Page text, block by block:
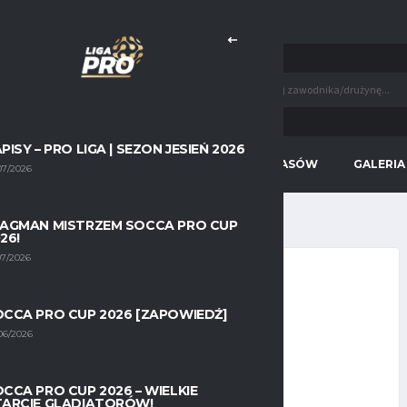
TUTAJ, BY DOWIEDZIEĆ SIĘ WIĘCEJ!
2026 STATYSTYKI WSZECH CZASÓW GALERIA
– PRO LIGA | SEZON JESIEŃ 2026
2026
MISTRZEM SOCCA PRO CUP
2026
PRO CUP 2026 [ZAPOWIEDŹ]
2026
PRO CUP 2026 – WIELKIE
GLADIATORÓW!